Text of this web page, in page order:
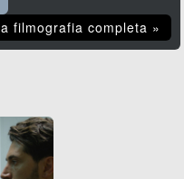
filmografia completa »